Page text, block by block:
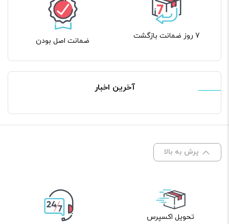
7 روز ضمانت بازگشت ضمانت اصل بودن
آخرین اخبار
پرش به بالا
تحویل اکسپرس